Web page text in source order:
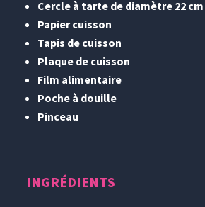
Cercle à tarte de diamètre 22 cm
Papier cuisson
Tapis de cuisson
Plaque de cuisson
Film alimentaire
Poche à douille
Pinceau
INGRÉDIENTS